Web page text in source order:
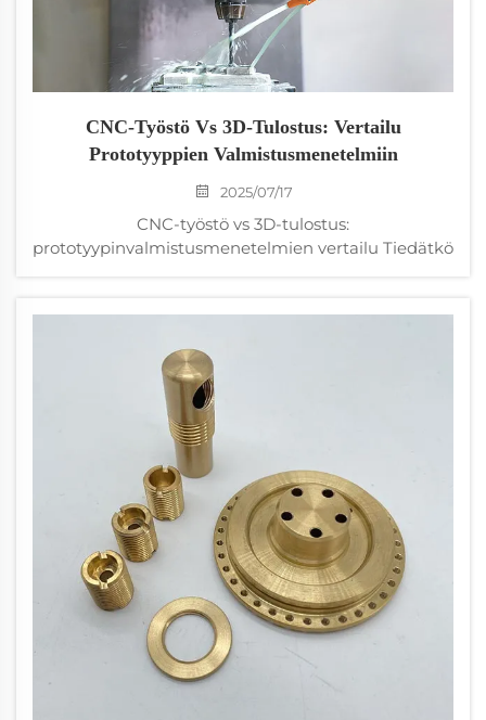
CNC-Työstö Vs 3D-Tulostus: Vertailu
Prototyyppien Valmistusmenetelmiin
2025/07/17
CNC-työstö vs 3D-tulostus:
prototyypinvalmistusmenetelmien vertailu Tiedätkö
tulostimelle? Olen käynyt läpi tämän tilanteen
Factoryssa...